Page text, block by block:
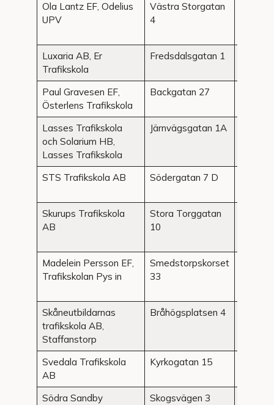
Ola Lantz EF, Odelius
UPV
Västra Storgatan
4
Luxaria AB, Er
Trafikskola
Fredsdalsgatan 1
Paul Gravesen EF,
Österlens Trafikskola
Backgatan 27
Lasses Trafikskola
och Solarium HB,
Lasses Trafikskola
Järnvägsgatan 1A
STS Trafikskola AB Södergatan 7 D
Skurups Trafikskola
AB
Stora Torggatan
10
Madelein Persson EF,
Trafikskolan Pys in
Smedstorpskorset
33
Skåneutbildarnas
trafikskola AB,
Staffanstorp
Bråhögsplatsen 4
Svedala Trafikskola
AB
Kyrkogatan 15
Södra Sandby
Skogsvägen 3